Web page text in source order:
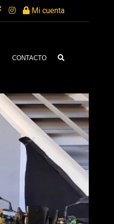
Mi cuenta
CONTACTO